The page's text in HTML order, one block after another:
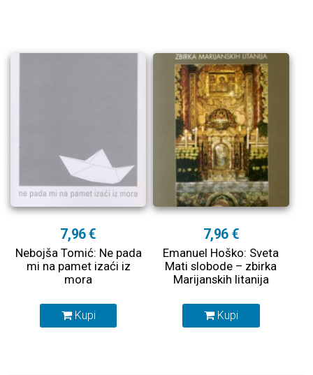
7,96 €
Nebojša Tomić: Ne pada
mi na pamet izaći iz
mora
Kupi
7,96 €
Emanuel Hoško: Sveta
Mati slobode – zbirka
Marijanskih litanija
Kupi